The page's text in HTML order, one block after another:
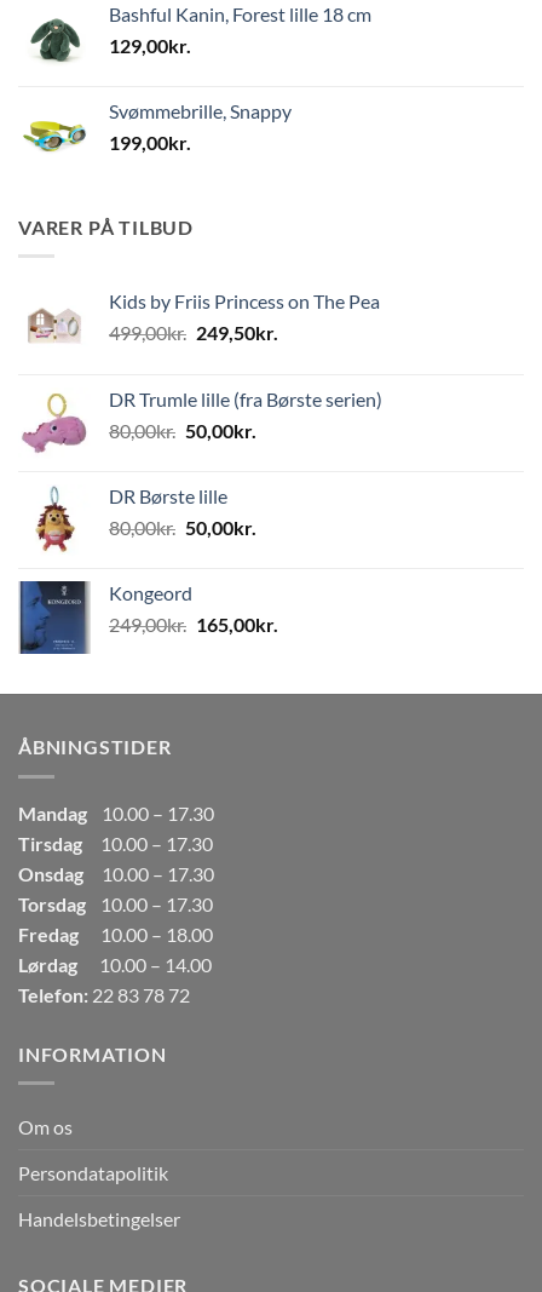
Bashful Kanin, Forest lille 18 cm
129,00kr.
Svømmebrille, Snappy
199,00kr.
VARER PÅ TILBUD
Kids by Friis Princess on The Pea
499,00kr. Den
var:
499,00kr..
249,50kr.
er:
DR Trumle lille (fra Børste serien)
80,00kr. Den
var:
80,00kr..
50,00kr.
50,00kr..
DR Børste lille
80,00kr. Den
var:
80,00kr..
50,00kr.
50,00kr..
Kongeord
249,00kr. Den
var:
165,00kr.
er:
ÅBNINGSTIDER
Mandag
10.00 – 17.30
Tirsdag
10.00 – 17.30
Onsdag
10.00 – 17.30
Torsdag
10.00 – 17.30
Fredag
10.00 – 18.00
Lørdag
10.00 – 14.00
Telefon: 22 83 78 72
INFORMATION
Om os
Persondatapolitik
Handelsbetingelser
SOCIALE MEDIER